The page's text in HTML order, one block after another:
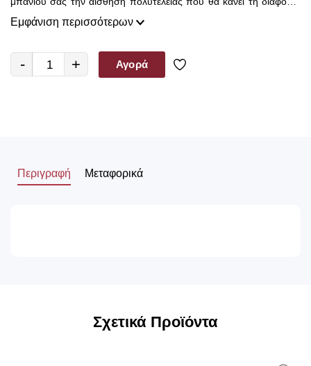
Τα αντιολισθητικά πατάκια είναι απαραίτητα για κάθε μπανιερά ή
υπάρχοντα νερά. Ανανεώστε το χώρο του μπάνιου σας
αλλάζοντας χρώμα στο πατάκι εύκολα και οικονομικά
Εμφάνιση περισσότερων
- + Αγορά
Περιγραφή Μεταφορικά
Σχετικά Προϊόντα